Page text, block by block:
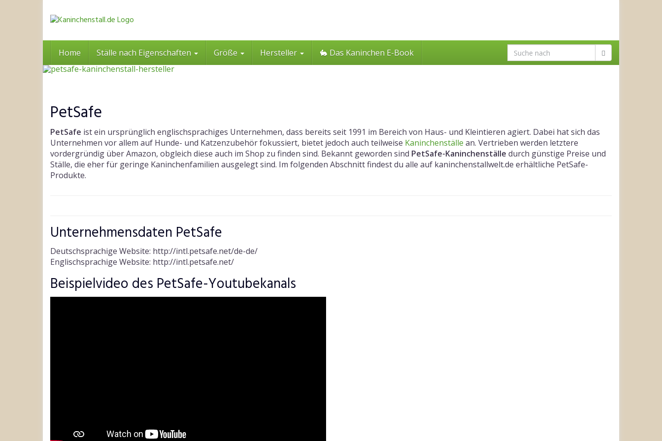
Home
Ställe nach Eigenschaften Größe Hersteller 🐇 Das Kaninchen E-Book
PetSafe
PetSafe ist ein ursprünglich englischsprachiges Unternehmen, dass bereits seit 1991 im Bereich von Haus- und Kleintieren agiert. Dabei hat sich das
Unternehmen vor allem auf Hunde- und Katzenzubehör fokussiert, bietet jedoch auch teilweise Kaninchenställe an. Vertrieben werden letztere
vordergründig über Amazon, obgleich diese auch im Shop zu finden sind. Bekannt geworden sind PetSafe-Kaninchenställe durch günstige Preise und
Ställe, die eher für geringe Kaninchenfamilien ausgelegt sind. Im folgenden Abschnitt findest du alle auf kaninchenstallwelt.de erhältliche PetSafe-
Produkte.
Unternehmensdaten PetSafe
Deutschsprachige Website: http://intl.petsafe.net/de-de/
Englischsprachige Website: http://intl.petsafe.net/
Beispielvideo des PetSafe-Youtubekanals